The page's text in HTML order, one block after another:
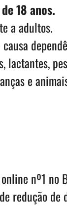
18 anos.
a adultos.
lactantes,
e
nº1 no
redução